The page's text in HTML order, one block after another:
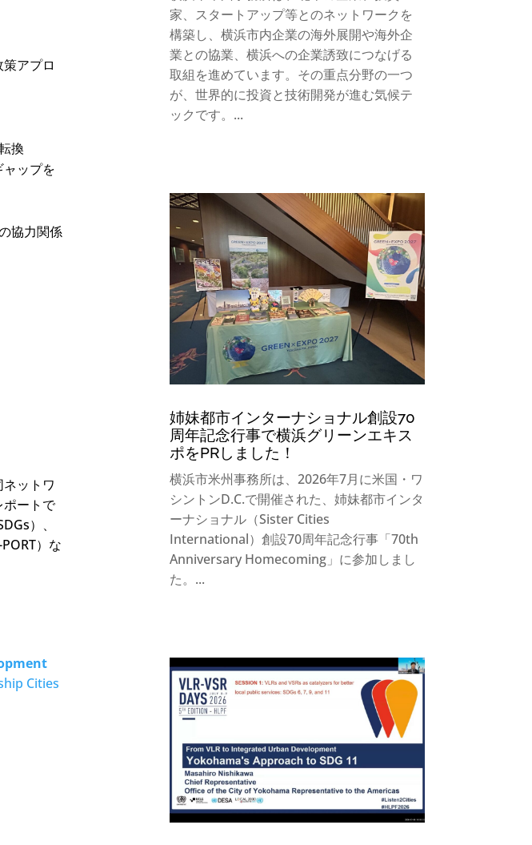
アプロ
換
ップを
協力関係
ットワ
ポートで
）、
）な
Cities
家、スタートアップ等とのネットワークを
構築し、横浜市内企業の海外展開や海外企
業との協業、横浜への企業誘致につなげる
取組を進めています。その重点分野の一つ
が、世界的に投資と技術開発が進む気候テ
ックです。...
姉妹都市インターナショナル創設70
周年記念行事で横浜グリーンエキス
ポをPRしました！
横浜市米州事務所は、2026年7月に米国・ワ
シントンD.C.で開催された、姉妹都市インタ
ーナショナル（Sister Cities
International）創設70周年記念行事「70th
Anniversary Homecoming」に参加しまし
た。...